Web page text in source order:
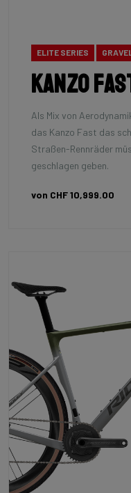
ELITE SERIES
Kanzo
Als Mix von
das Kanzo Fast das
Straßen-Rennräder
geschlagen geben.
von CHF 10,999.00